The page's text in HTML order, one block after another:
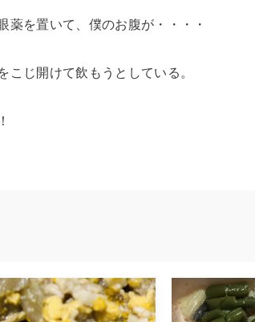
薬を置いて、僕のお腹が・・・・
こじ開けて飲もうとしている。